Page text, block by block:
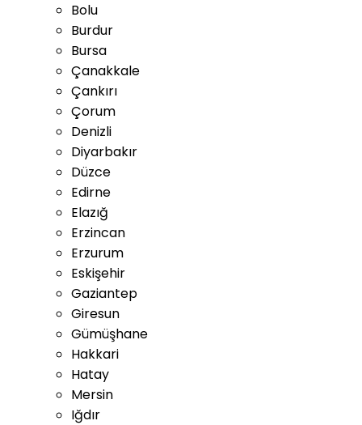
Bolu
Burdur
Bursa
Çanakkale
Çankırı
Çorum
Denizli
Diyarbakır
Düzce
Edirne
Elazığ
Erzincan
Erzurum
Eskişehir
Gaziantep
Giresun
Gümüşhane
Hakkari
Hatay
Mersin
Iğdır